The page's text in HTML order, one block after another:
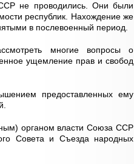
не проводились. Они были
республик. Нахождение же
в послевоенный период.
многие вопросы о
ущемление прав и свобод
предоставленных ему
органом власти Союза ССР
Совета и Съезда народных